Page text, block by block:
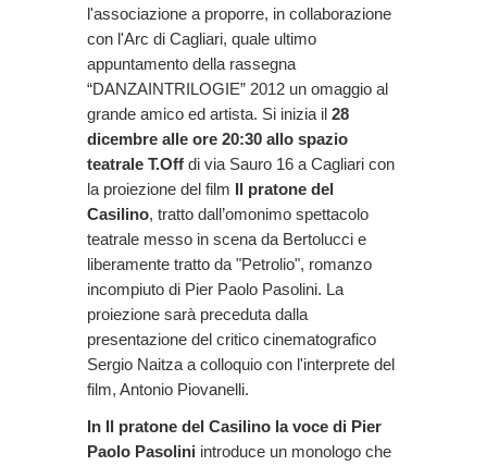
l'associazione a proporre, in collaborazione
con l'Arc di Cagliari, quale ultimo
appuntamento della rassegna
“DANZAINTRILOGIE” 2012 un omaggio al
grande amico ed artista. Si inizia il 28
dicembre alle ore 20:30 allo spazio
teatrale T.Off di via Sauro 16 a Cagliari con
la proiezione del film Il pratone del
Casilino, tratto dall’omonimo spettacolo
teatrale messo in scena da Bertolucci e
liberamente tratto da "Petrolio", romanzo
incompiuto di Pier Paolo Pasolini. La
proiezione sarà preceduta dalla
presentazione del critico cinematografico
Sergio Naitza a colloquio con l'interprete del
film, Antonio Piovanelli.
In Il pratone del Casilino la voce di Pier
Paolo Pasolini introduce un monologo che